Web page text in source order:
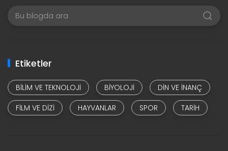
Etiketler
BILIM VE TEKNOLOJI BIYOLOJI
DIN VE INANÇ
FILM VE DIZI
HAYVANLAR SPOR TARIH